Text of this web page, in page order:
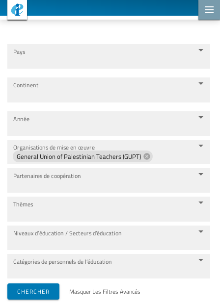
Pays
Continent
Année
Organisations de mise en œuvre
General Union of Palestinian Teachers (GUPT)
Partenaires de coopération
Thèmes
Niveaux d’éducation / Secteurs d’éducation
Catégories de personnels de l’éducation
CHERCHER Masquer Les Filtres Avancés